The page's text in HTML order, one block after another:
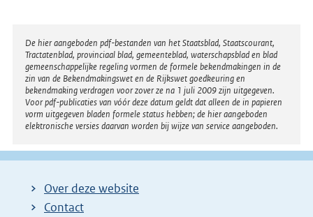
Disclaimer
De hier aangeboden pdf-bestanden van het Staatsblad, Staatscourant,
Tractatenblad, provinciaal blad, gemeenteblad, waterschapsblad en blad
gemeenschappelijke regeling vormen de formele bekendmakingen in de
zin van de Bekendmakingswet en de Rijkswet goedkeuring en
bekendmaking verdragen voor zover ze na 1 juli 2009 zijn uitgegeven.
Voor pdf-publicaties van vóór deze datum geldt dat alleen de in papieren
vorm uitgegeven bladen formele status hebben; de hier aangeboden
elektronische versies daarvan worden bij wijze van service aangeboden.
Over deze website
Contact